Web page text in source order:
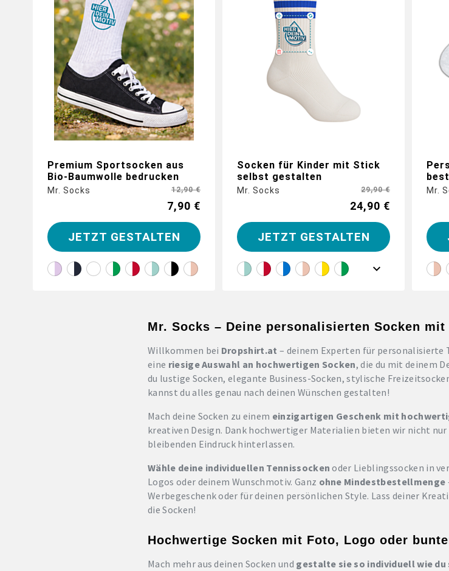
Premium Sportsocken aus
Bio-Baumwolle bedrucken
Mr. Socks 12,90 €
7,90 €
JETZT GESTALTEN
Socken für Kinder mit Stick
selbst gestalten
Mr. Socks 29,90 €
24,90 €
JETZT GESTALTEN
Mr.
Mr. Socks – Deine personalisierten Socken
Willkommen bei Dropshirt.at – deinem Experten für personalisierte
eine riesige Auswahl an hochwertigen Socken, die du mit deinem
du lustige Socken, elegante Business-Socken, stylische
kannst du alles genau nach deinen Wünschen gestalten!
Mach deine Socken zu einem einzigartigen Geschenk mit
kreativen Design. Dank hochwertiger Materialien bieten wir nicht
bleibenden Eindruck hinterlassen.
Wähle deine individuellen Tennissocken oder Lieblingssocken in
Logos oder deinem Wunschmotiv. Ganz ohne Mindestbestellmenge
Werbegeschenk oder für deinen persönlichen Style. Lass deiner
die Socken!
Hochwertige Socken mit Foto, Logo oder
Mach mehr aus deinen Socken und gestalte sie so individuell wie du